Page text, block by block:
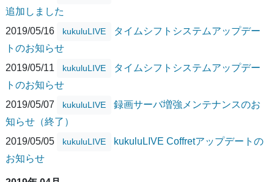
追加しました
2019/05/16
kukuluLIVE
タイムシフトシステムアップデー
トのお知らせ
2019/05/11
kukuluLIVE
タイムシフトシステムアップデー
トのお知らせ
2019/05/07
kukuluLIVE
録画サーバ増強メンテナンスのお
知らせ（終了）
2019/05/05
kukuluLIVE
kukuluLIVE Coffretアップデートの
お知らせ